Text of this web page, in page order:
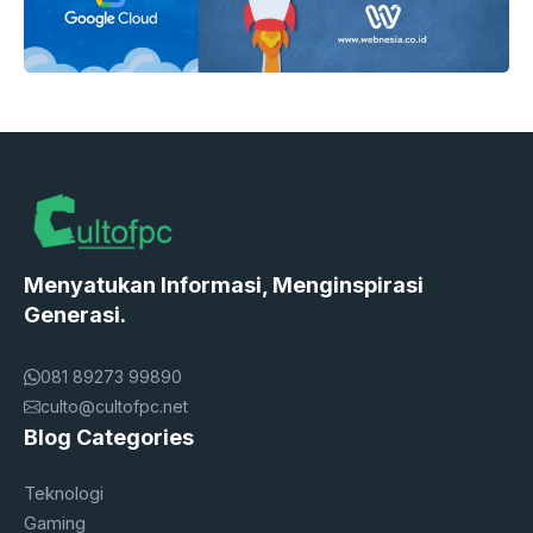
Menyatukan Informasi, Menginspirasi
Generasi.
081 89273 99890
culto@cultofpc.net
Blog Categories
Teknologi
Gaming